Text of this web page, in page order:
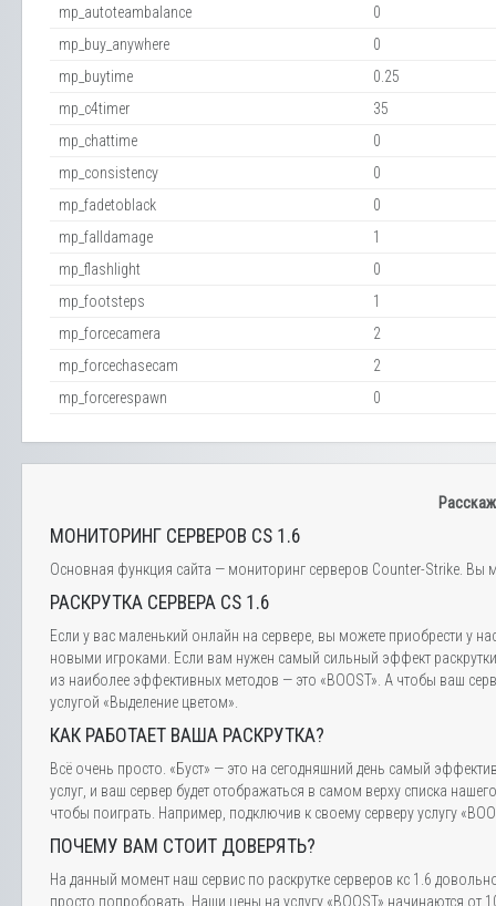
mp_autoteambalance
0
mp_buy_anywhere
0
mp_buytime
0.25
mp_c4timer
35
mp_chattime
0
mp_consistency
0
mp_fadetoblack
0
mp_falldamage
1
mp_flashlight
0
mp_footsteps
1
mp_forcecamera
2
mp_forcechasecam
2
mp_forcerespawn
0
МОНИТОРИНГ СЕРВЕРОВ CS 1.6
Основная функция сайта — мониторинг серверов Counter-Strike. Вы
РАСКРУТКА СЕРВЕРА CS 1.6
Если у вас маленький онлайн на сервере, вы можете приобрести у
новыми игроками. Если вам нужен самый сильный эффект
из наиболее эффективных методов — это «BOOST». А чтобы ваш
услугой «Выделение цветом».
КАК РАБОТАЕТ ВАША РАСКРУТКА?
Всё очень просто. «Буст» — это на сегодняшний день самый
услуг, и ваш сервер будет отображаться в самом верху списка
чтобы поиграть. Например, подключив к своему серверу услугу
ПОЧЕМУ ВАМ СТОИТ ДОВЕРЯТЬ?
На данный момент наш сервис по раскрутке серверов кс 1.6
просто попробовать. Наши цены на услугу «BOOST» начинаются